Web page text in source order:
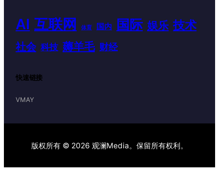
AI 互联网 体育 国内 国际 娱乐 技术
社会 科技 薅羊毛 财经
快速链接
VMAY
版权所有 © 2026 观澜Media。保留所有权利。